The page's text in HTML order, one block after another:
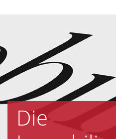
Die